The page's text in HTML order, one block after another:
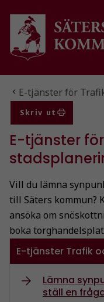
Gå till innehåll
Gå till huvudmeny
Du är här:
E-tjänster för
Skriv ut
E-tjänster
Vill du lämna
till Säters kommun?
ansöka om
boka
E-tjänster Trafik
Lämna
ställ en